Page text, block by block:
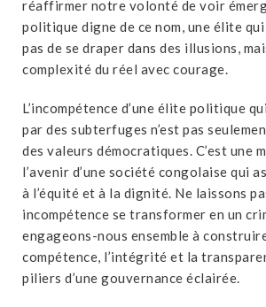
réaffirmer notre volonté de voir
politique digne de ce nom, une élite
pas de se draper dans des illusions,
complexité du réel avec courage.
L’incompétence d’une élite politique
par des subterfuges n’est pas
des valeurs démocratiques. C’est une
l’avenir d’une société congolaise qui
à l’équité et à la dignité. Ne laissons
incompétence se transformer en un
engageons-nous ensemble à
compétence, l’intégrité et la
piliers d’une gouvernance éclairée.